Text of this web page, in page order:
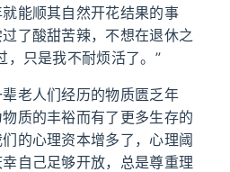
能顺其自然开花结果的事
了酸甜苦辣，不想在退休之
，只是我不耐烦活了。”
老人们经历的物质匮乏年
质的丰裕而有了更多生存的
的心理资本增多了，心理阈
自己足够开放，总是尊重理